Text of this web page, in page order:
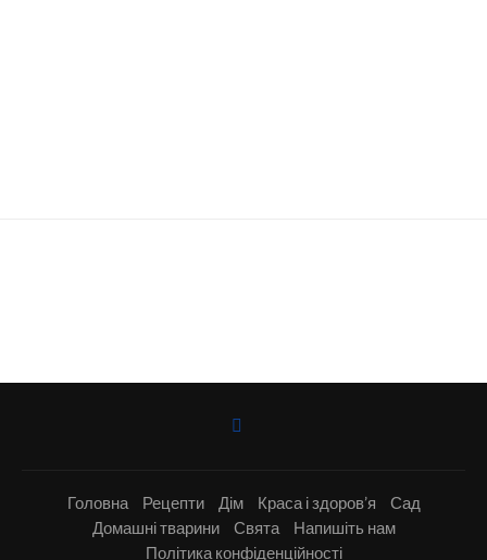
Головна Рецепти Дім Краса і здоров’я
Сад
Домашні тварини
Свята
Напишіть нам
Політика конфіденційності